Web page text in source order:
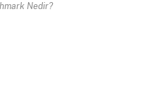
Nedir?